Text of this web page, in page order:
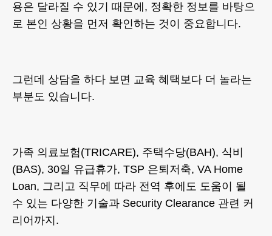
용은 달라질 수 있기 때문에, 정확한 정보를 바탕으
로 본인 상황을 먼저 확인하는 것이 중요합니다.
그런데 상담을 하다 보면 교육 혜택보다 더 놀라는
부분도 있습니다.
가족 의료보험(TRICARE), 주택수당(BAH), 식비
(BAS), 30일 유급휴가, TSP 은퇴저축, VA Home
Loan, 그리고 직무에 따라 전역 후에도 도움이 될
수 있는 다양한 기술과 Security Clearance 관련 커
리어까지.